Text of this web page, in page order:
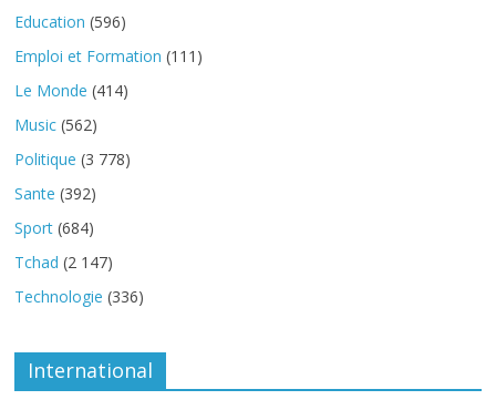
Education (596)
Emploi et Formation (111)
Le Monde (414)
Music (562)
Politique (3 778)
Sante (392)
Sport (684)
Tchad (2 147)
Technologie (336)
International